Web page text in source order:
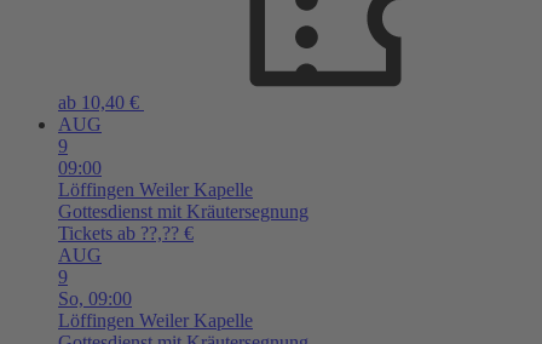
ab 10,40 €
AUG
9
09:00
Löffingen Weiler Kapelle
Gottesdienst mit Kräutersegnung
Tickets ab ??,?? €
AUG
9
So, 09:00
Löffingen Weiler Kapelle